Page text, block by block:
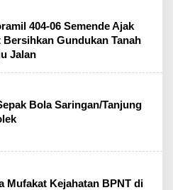
404-06 Semende Ajak
Bersihkan Gundukan Tanah
Jalan
Bola Saringan/Tanjung
Mufakat Kejahatan BPNT di